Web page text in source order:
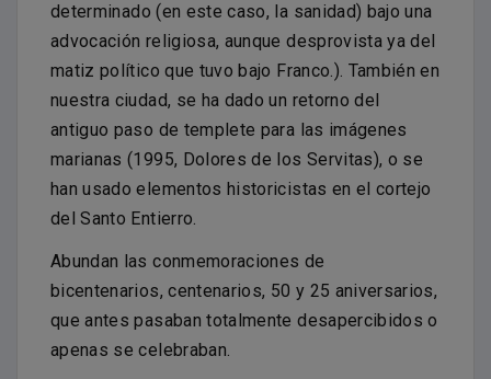
determinado (en este caso, la sanidad) bajo una
advocación religiosa, aunque desprovista ya del
matiz político que tuvo bajo Franco.). También en
nuestra ciudad, se ha dado un retorno del
antiguo paso de templete para las imágenes
marianas (1995, Dolores de los Servitas), o se
han usado elementos historicistas en el cortejo
del Santo Entierro.
Abundan las conmemoraciones de
bicentenarios, centenarios, 50 y 25 aniversarios,
que antes pasaban totalmente desapercibidos o
apenas se celebraban.